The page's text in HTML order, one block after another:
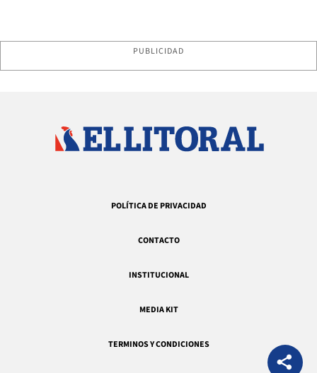
PUBLICIDAD
POLÍTICA DE PRIVACIDAD
CONTACTO
INSTITUCIONAL
MEDIA KIT
TERMINOS Y CONDICIONES